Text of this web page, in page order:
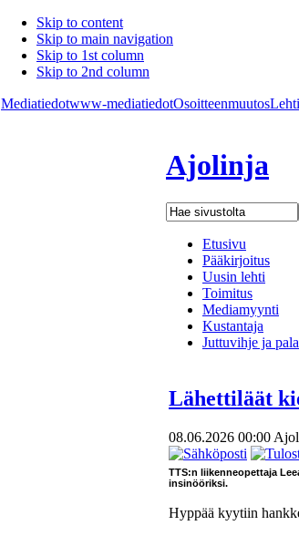
Skip to content
Skip to main navigation
Skip to 1st column
Skip to 2nd column
Mediatiedotwww-mediatiedotOsoitteenmuutos
Ajolinja
Etusivu
Pääkirjoitus
Uusin lehti
Toimitus
Mediamyynti
Kustantaja
Juttuvihje ja
Lähettiläät
08.06.2026 00:00
TTS:n liikenneopettaja
insinööriksi.
Hyppää kyytiin